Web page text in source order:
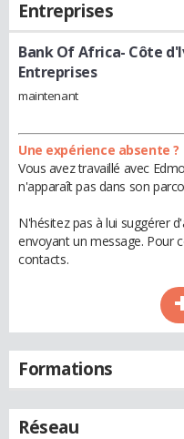
Entreprises
Bank Of Africa- Côte
Entreprises
maintenant
Une expérience absente ?
Vous avez travaillé avec
n'apparaît pas dans son
N'hésitez pas à lui suggérer
envoyant un message. Pour
contacts.
Formations
Réseau